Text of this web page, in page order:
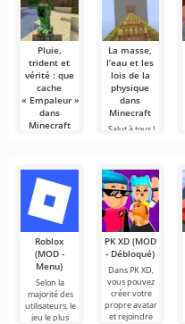
Pluie,
trident et
vérité : que
cache
« Empaleur »
dans
Minecraft
me suis
La masse,
l’eau et les
lois de la
physique
dans
Minecraft
Salut à tous !
Roblox
(MOD -
Menu)
Selon la
majorité des
utilisateurs, le
jeu le plus
PK XD (MOD
- Débloqué)
Dans PK XD,
vous pouvez
créer votre
propre avatar
et rejoindre